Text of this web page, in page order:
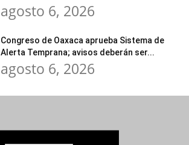
agosto 6, 2026
Congreso de Oaxaca aprueba Sistema de
Alerta Temprana; avisos deberán ser...
agosto 6, 2026